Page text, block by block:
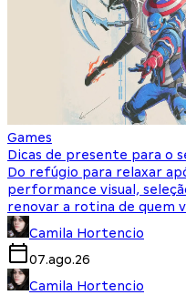
Games
Dicas de presente para o
Do refúgio para relaxar
performance visual,
renovar a rotina de quem
Camila Hortencio
07.ago.26
Camila Hortencio